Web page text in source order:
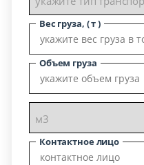
Вес груза, ( т )
Объем груза
Контактное лицо